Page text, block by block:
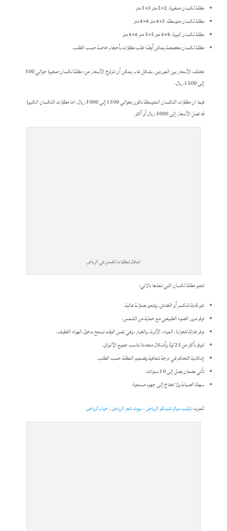
مظلة لكسان صغيرة: 2×2 متر 3×3 متر
مظلة لكسان متوسطة: 3×4 متر 4×4 متر
مظلة لكسان كبيرة: 4×6 متر 5×5 متر 6×6 متر
مظلة لكسان مخصصة يمكن أيضًا طلب مظلات بأحجام خاصة حسب الطلب.
تختلف الأسعار بين الموردين. بشكل عام، يمكن أن تتراوح الأسعار من: مظلة لكسان صغيرة حوالي 500
إلى 1500 ريال.
فيما ان مظلات اللكسان المتوسطة تكون بحوالي 1500 إلى 3000 ريال. اما مظلات اللكسان الكبيرة
قد تصل الأسعار إلى 5000 ريال أو أكثر.
اشكال لمظلات لكسان في الرياض
تتميز مظلة لكسان التي ننفذها بالاتي:
غير قابلة للكسر أو الخدش، وتتميز بصلابة عالية.
توفر مرور الضوء الطبيعي مع حماية من الشمس.
توفر عازلة للحرارة، المياه، الأتربة، والغبار، وفي نفس الوقت تسمح بدخول الهواء اللطيف.
تتوفر بأكثر من 25 لونًا وأشكال متعددة تناسب جميع الأذواق.
إمكانية التحكم في درجة شفافية وتصميم المظلة حسب الطلب.
تأتي بضمان يصل إلى 10 سنوات.
سهلة الصيانة ولا تحتاج إلى جهود مستمرة.
للمزيد:تركيب سواتر شينكو الرياض، بيوت شعر الرياض،خيام الرياض